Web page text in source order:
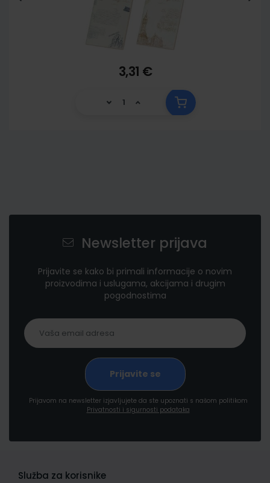
3,31 €
Newsletter prijava
Prijavite se kako bi primali informacije o novim
proizvodima i uslugama, akcijama i drugim
pogodnostima
Prijavom na newsletter izjavljujete da ste upoznati s našom politikom
Privatnosti i sigurnosti podataka
Služba za korisnike